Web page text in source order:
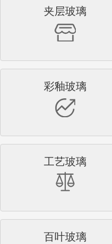
夹层玻璃
彩釉玻璃
工艺玻璃
百叶玻璃